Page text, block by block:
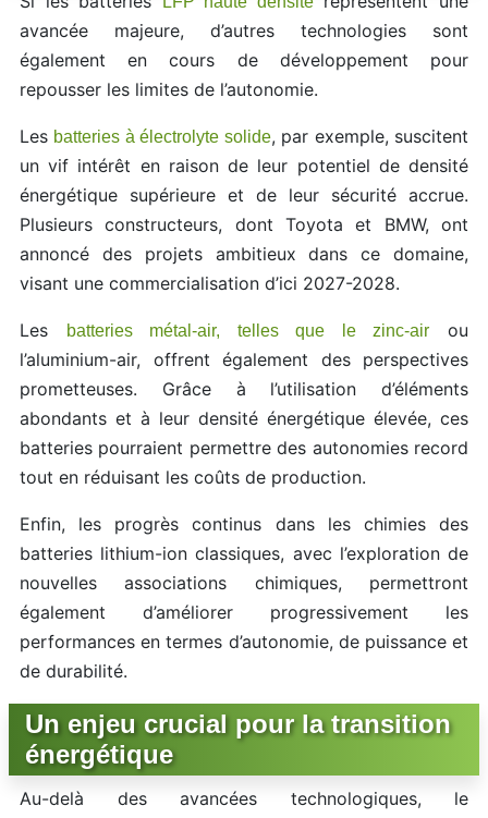
avancée majeure, d’autres technologies sont
également en cours de développement pour
repousser les limites de l’autonomie.
Les batteries à électrolyte solide, par exemple, suscitent
un vif intérêt en raison de leur potentiel de densité
énergétique supérieure et de leur sécurité accrue.
Plusieurs constructeurs, dont Toyota et BMW, ont
annoncé des projets ambitieux dans ce domaine,
visant une commercialisation d’ici 2027-2028.
Les batteries métal-air, telles que le zinc-air
ou
l’aluminium-air, offrent également des perspectives
prometteuses. Grâce à l’utilisation d’éléments
abondants et à leur densité énergétique élevée, ces
batteries pourraient permettre des autonomies record
tout en réduisant les coûts de production.
Enfin, les progrès continus dans les chimies des
batteries lithium-ion classiques, avec l’exploration de
nouvelles associations chimiques, permettront
également d’améliorer progressivement les
performances en termes d’autonomie, de puissance et
de durabilité.
Un enjeu crucial pour la transition
énergétique
Au-delà des avancées technologiques, le